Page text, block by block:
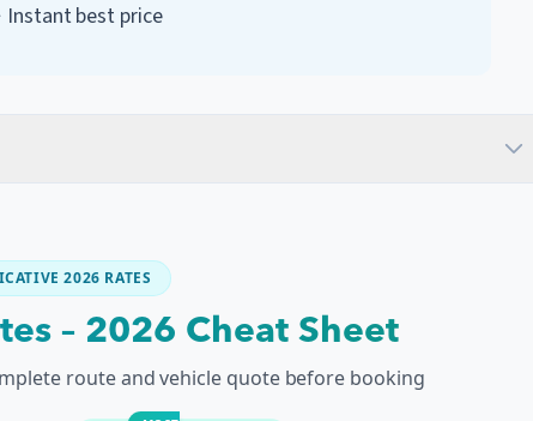
best price
2026 RATES
– 2026 Cheat Sheet
route and vehicle quote before booking